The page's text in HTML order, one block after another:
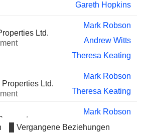
Gareth Hopkins
Ltd.
Mark Robson
Andrew Witts
Theresa Keating
Ltd.
Mark Robson
Theresa Keating
Mark Robson
Theresa Keating
Vergangene Beziehungen